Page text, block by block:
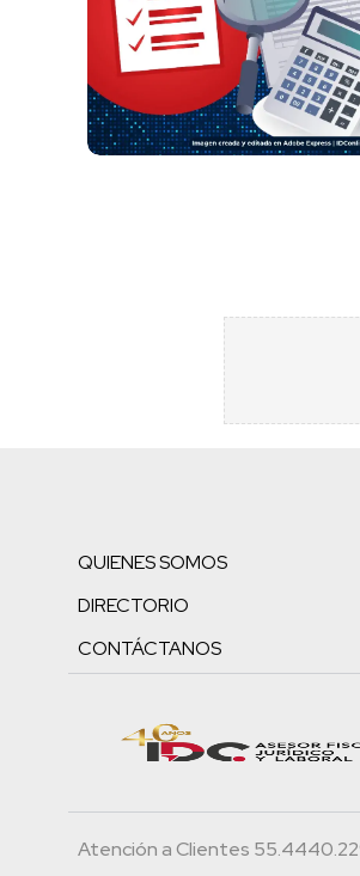
QUIENES SOMOS
DIRECTORIO
CONTÁCTANOS
Atención a Clientes